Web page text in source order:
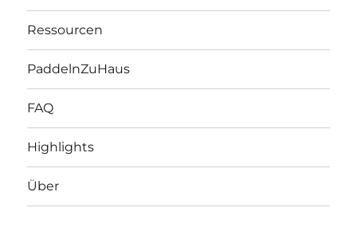
Ressourcen
PaddelnZuHaus
FAQ
Highlights
Über